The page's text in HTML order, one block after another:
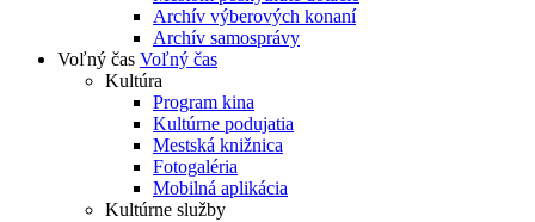
Archív výberových konaní
Archív samosprávy
Voľný čas Voľný čas
Kultúra
Program kina
Kultúrne podujatia
Mestská knižnica
Fotogaléria
Mobilná aplikácia
Kultúrne služby